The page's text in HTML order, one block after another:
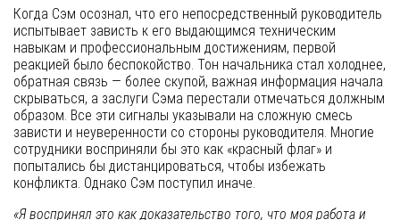
Когда Сэм осознал, что его непосредственный руководитель
испытывает зависть к его выдающимся техническим
навыкам и профессиональным достижениям, первой
реакцией было беспокойство. Тон начальника стал холоднее,
обратная связь — более скупой, важная информация начала
скрываться, а заслуги Сэма перестали отмечаться должным
образом. Все эти сигналы указывали на сложную смесь
зависти и неуверенности со стороны руководителя. Многие
сотрудники восприняли бы это как «красный флаг» и
попытались бы дистанцироваться, чтобы избежать
конфликта. Однако Сэм поступил иначе.
«Я воспринял это как доказательство того, что моя работа и